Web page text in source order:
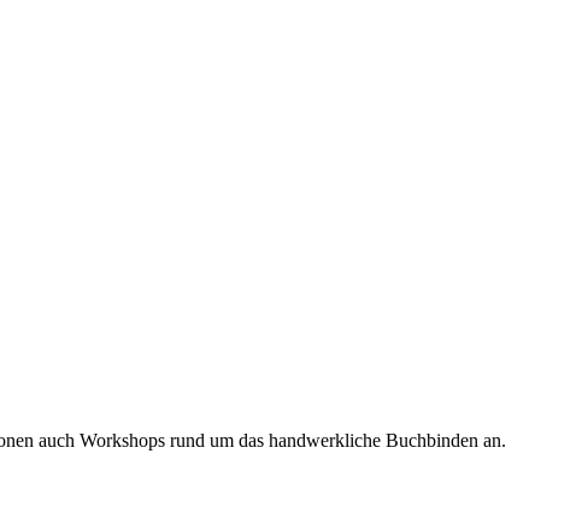
auch Workshops rund um das handwerkliche Buchbinden an.